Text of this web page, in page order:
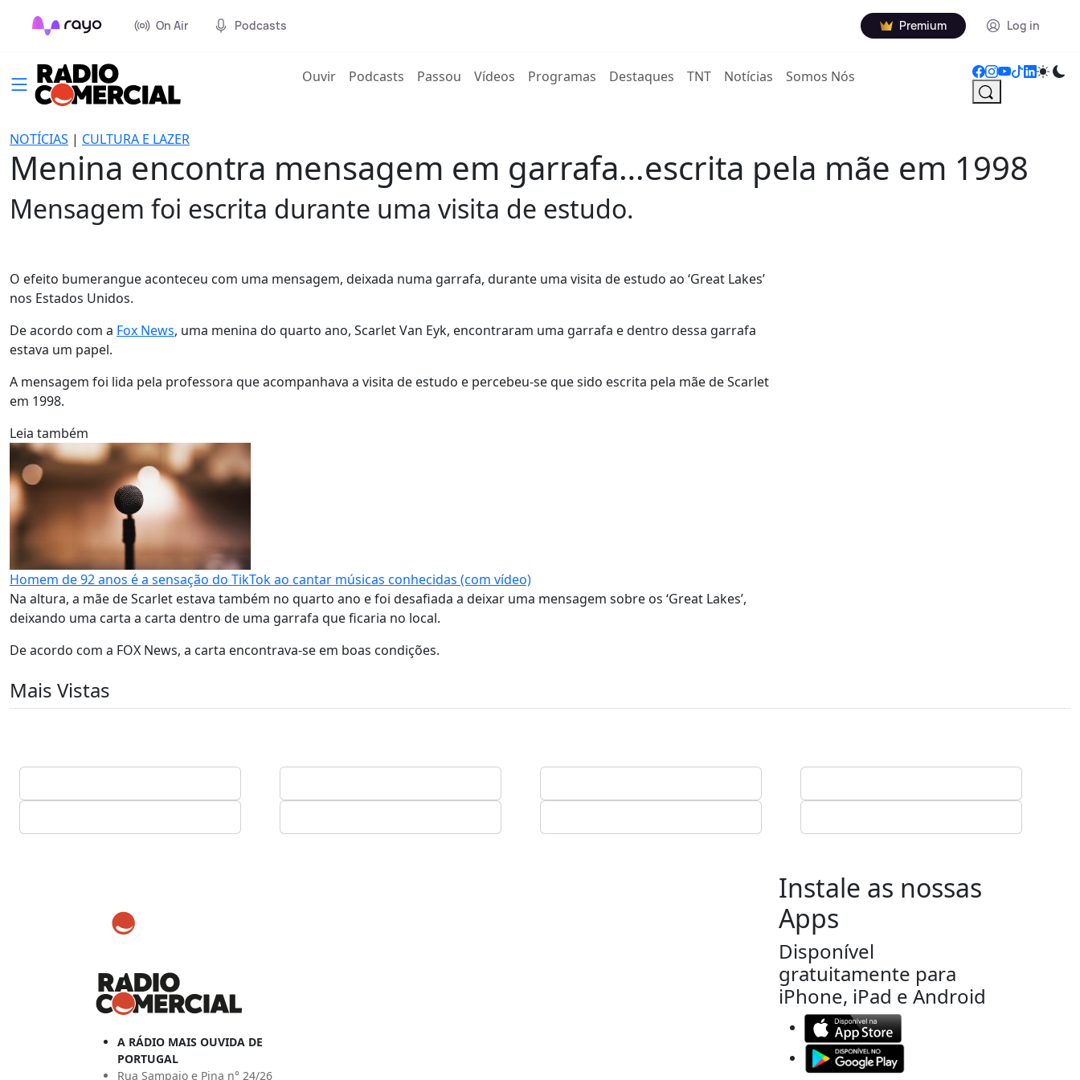
On Air Podcasts Premium Log in
Ouvir(current)
Podcasts Passou Vídeos Programas Destaques TNT Notícias Somos Nós
NOTÍCIAS | CULTURA E LAZER
Menina encontra mensagem em garrafa…escrita pela mãe em 1998
Mensagem foi escrita durante uma visita de estudo.
O efeito bumerangue aconteceu com uma mensagem, deixada numa garrafa, durante uma visita de estudo ao ‘Great Lakes’
nos Estados Unidos.
De acordo com a Fox News, uma menina do quarto ano, Scarlet Van Eyk, encontraram uma garrafa e dentro dessa garrafa
estava um papel.
A mensagem foi lida pela professora que acompanhava a visita de estudo e percebeu-se que sido escrita pela mãe de Scarlet
em 1998.
Leia também
Homem de 92 anos é a sensação do TikTok ao cantar músicas conhecidas (com vídeo)
Na altura, a mãe de Scarlet estava também no quarto ano e foi desafiada a deixar uma mensagem sobre os ‘Great Lakes’,
deixando uma carta a carta dentro de uma garrafa que ficaria no local.
De acordo com a FOX News, a carta encontrava-se em boas condições.
Mais Vistas
A RÁDIO MAIS OUVIDA DE
PORTUGAL
Rua Sampaio e Pina n° 24/26
Instale as nossas
Apps
Disponível
gratuitamente para
iPhone, iPad e Android